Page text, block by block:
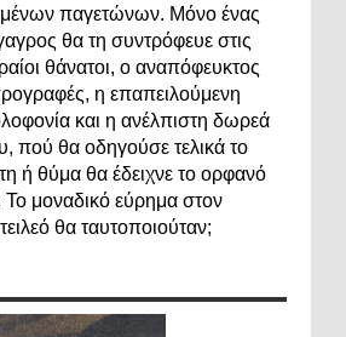
παγετώνων. Μόνο ένας
θα τη συντρόφευε στις
θάνατοι, ο αναπόφευκτος
η επαπειλούμενη
και η ανέλπιστη δωρεά
πού θα οδηγούσε τελικά το
ή θύμα θα έδειχνε το ορφανό
Το μοναδικό εύρημα στον
θα ταυτοποιούταν;